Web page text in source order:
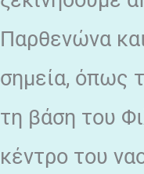
Παρθενώνα
σημεία, όπως
τη βάση του
κέντρο του